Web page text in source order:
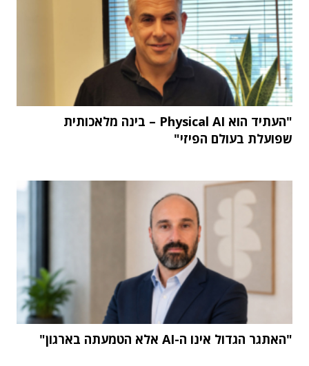
"העתיד הוא Physical AI – בינה מלאכותית
שפועלת בעולם הפיזי"
"האתגר הגדול אינו ה-AI אלא הטמעתה בארגון"